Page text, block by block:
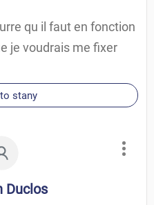
qu il faut en fonction
je voudrais me fixer
stany
Duclos